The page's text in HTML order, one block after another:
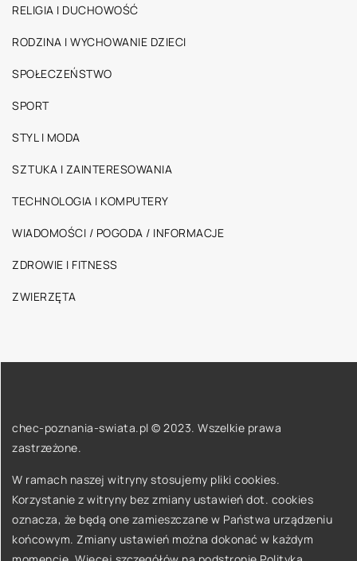
RELIGIA I DUCHOWOŚĆ
RODZINA I WYCHOWANIE DZIECI
SPOŁECZEŃSTWO
SPORT
STYL I MODA
SZTUKA I ZAINTERESOWANIA
TECHNOLOGIA I KOMPUTERY
WIADOMOŚCI / POGODA / INFORMACJE
ZDROWIE I FITNESS
ZWIERZĘTA
chec-poznania-swiata.pl © 2023. Wszelkie prawa
zastrzeżone.
W ramach naszej witryny stosujemy pliki cookies.
Korzystanie z witryny bez zmiany ustawień dot. cookies
oznacza, że będą one zamieszczane w Państwa urządzeniu
końcowym. Zmiany ustawień można dokonać w każdym